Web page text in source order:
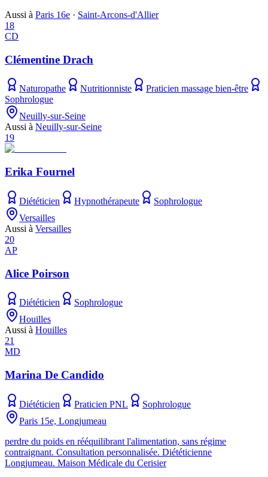
Aussi à Paris 16e · Saint-Arcons-d'Allier
18
CD
Clémentine Drach
Naturopathe Nutritionniste
Praticien massage bien-être
Sophrologue
Neuilly-sur-Seine
Aussi à Neuilly-sur-Seine
19
Erika Fournel
Diététicien Hypnothérapeute
Sophrologue
Versailles
Aussi à Versailles
20
AP
Alice Poirson
Diététicien
Sophrologue
Houilles
Aussi à Houilles
21
MD
Marina De Candido
Diététicien Praticien PNL
Sophrologue
Paris 15e, Longjumeau
perdre du poids en rééquilibrant l'alimentation, sans régime
contraignant. Consultation personnalisée. Diététicienne
Longjumeau. Maison Médicale du Cerisier